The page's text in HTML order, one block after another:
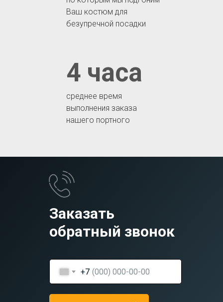
среднее время
выполнения заказа
нашего портного
4 часа
Ваш костюм для
безупречной посадки
Заказать
обратный звонок
+7